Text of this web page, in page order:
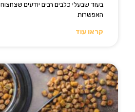
בעוד שבעלי כלבים רבים יודעים שצחצוח
האפשרות
קראו עוד